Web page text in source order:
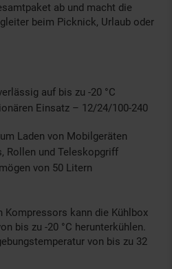
ab und macht die
beim Picknick, Urlaub oder
auf bis zu -20 °C
Einsatz – 12/24/100-240
Laden von Mobilgeräten
Rollen und Teleskopgriff
von 50 Litern
Kompressors kann die Kühlbox
bis zu -20 °C herunterkühlen.
von bis zu 32